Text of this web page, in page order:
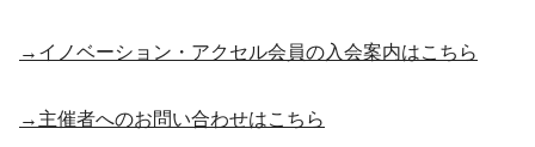
→イノベーション・アクセル会員の入会案内はこちら
→主催者へのお問い合わせはこちら